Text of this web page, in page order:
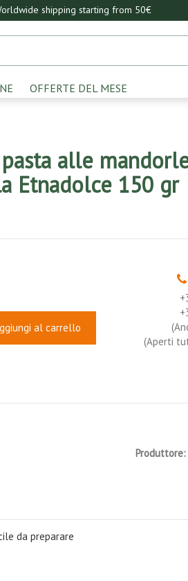
shipping starting from 50€
OFFERTE DEL MESE
alle
Etnadolce 150 gr
(Aperti
al carrello
Produttore:
da preparare